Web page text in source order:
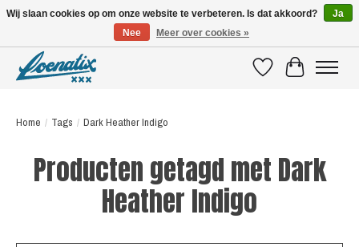
VerlanglijstWinkelwagen
Home / Tags / Dark Heather Indigo
Producten getagd met Dark
Heather Indigo
Wij slaan cookies op om onze website te verbeteren. Is dat akkoord?
Ja
Nee
Meer over cookies »